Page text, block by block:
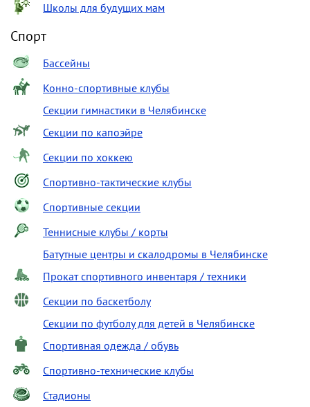
Школы для будущих мам
Спорт
Бассейны
Конно-спортивные клубы
Секции гимнастики в Челябинске
Секции по капоэйре
Секции по хоккею
Спортивно-тактические клубы
Спортивные секции
Теннисные клубы / корты
Батутные центры и скалодромы в Челябинске
Прокат спортивного инвентаря / техники
Секции по баскетболу
Секции по футболу для детей в Челябинске
Спортивная одежда / обувь
Спортивно-технические клубы
Стадионы